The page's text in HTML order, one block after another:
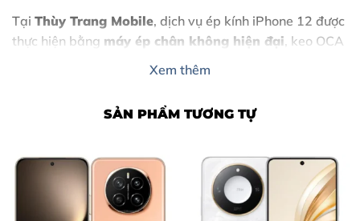
Tại Thùy Trang Mobile, dịch vụ ép kính iPhone 12 được
thực hiện bằng máy ép chân không hiện đại, keo OCA
, không tráo linh kiện, thời gian xử lý nhanh,
Naiđang tìm nơiép kính iPhone 12 uy tín, minh
bạch, rõ ràng giá cả.
Xem thêm
SẢN PHẨM TƯƠNG TỰ